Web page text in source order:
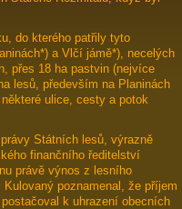
do kterého patřily tyto
a Vlčí jámě*), necelých
přes 18 ha pastvin (nejvíce
lesů, především na Planinách
ulice, cesty a potok
Státních lesů, výrazně
finančního ředitelství
právě výnos z lesního
poznamenal, že příjem
k uhrazení obecních